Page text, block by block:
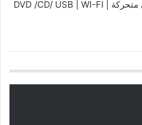
شاشة عرض | كاسيت | كراسي متحركة | DVD /CD/ USB | WI-FI